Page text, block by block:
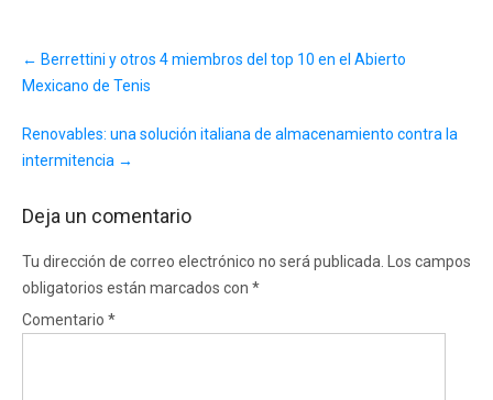
navigation
← Berrettini y otros 4 miembros del top 10 en el Abierto
Mexicano de Tenis
Renovables: una solución italiana de almacenamiento contra la
intermitencia →
Deja un comentario
Tu dirección de correo electrónico no será publicada.
Los campos
obligatorios están marcados con *
Comentario *